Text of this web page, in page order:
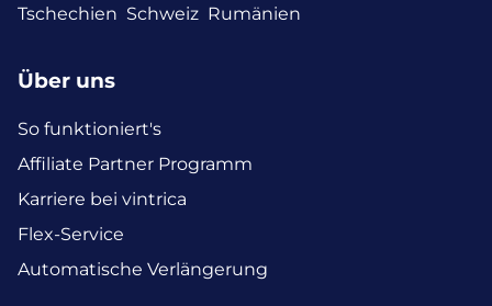
Tschechien Schweiz Rumänien
Über uns
So funktioniert's
Affiliate Partner Programm
Karriere bei vintrica
Flex-Service
Automatische Verlängerung